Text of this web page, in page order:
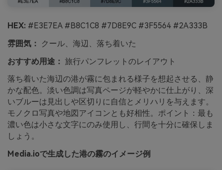
HEX: #E3E7EA #B8C1C8 #7D8E9C #3F5564 #2A333B
雰囲気：
クール、海辺、落ち着いた
おすすめ用途： 旅行パンフレットのレイアウト
落ち着いた海辺の港が霧に包まれる様子を想起させる、静
かな配色。淡い色調は写真ページが軽やかに仕上がり、深
いブルーは見出しや区切りに自信とメリハリを与えます。
モノクロ写真や地図アイコンとも好相性。ポイント：最も
濃い色は小さな文字にのみ使用し、行間を十分に確保しま
しょう。
Media.ioで生成した港の霧のイメージ例